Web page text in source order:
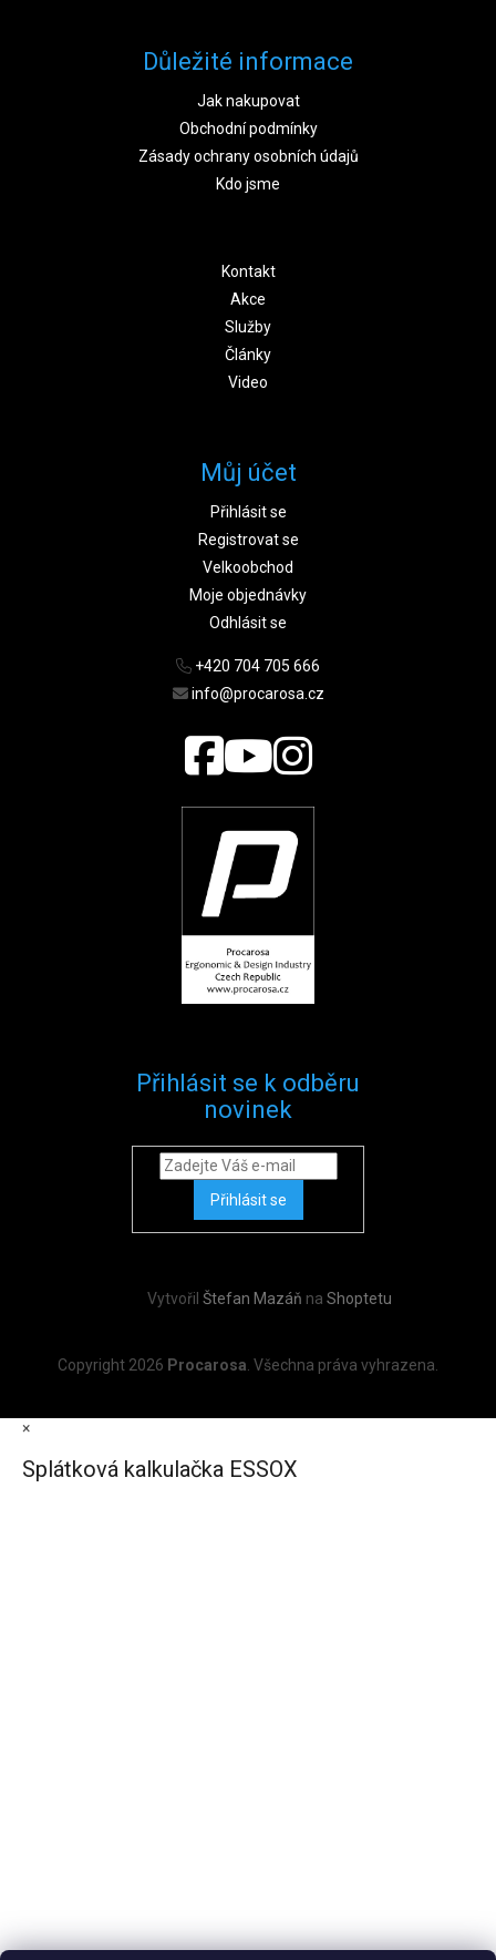
Důležité informace
Jak nakupovat
Obchodní podmínky
Zásady ochrany osobních údajů
Kdo jsme
Kontakt
Akce
Služby
Články
Video
Můj účet
Přihlásit se
Registrovat se
Velkoobchod
Moje objednávky
Odhlásit se
+420 704 705 666
info@procarosa.cz
Přihlásit se k odběru
novinek
Přihlásit se
Vytvořil Štefan Mazáň na Shoptetu
Copyright 2026 Procarosa . Všechna práva vyhrazena.
×
Splátková kalkulačka ESSOX